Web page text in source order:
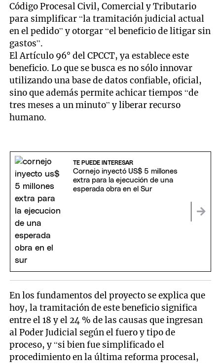
Código Procesal Civil, Comercial y Tributario
para simplificar “la tramitación judicial actual
en el pedido” y otorgar “el beneficio de litigar sin
gastos”.
El Artículo 96° del CPCCT, ya establece este
beneficio. Lo que se busca es no sólo innovar
utilizando una base de datos confiable, oficial,
sino que además permite achicar tiempos “de
tres meses a un minuto” y liberar recurso
humano.
TE PUEDE INTERESAR
Cornejo inyectó US$ 5 millones
extra para la ejecución de una
esperada obra en el Sur
En los fundamentos del proyecto se explica que
hoy, la tramitación de este beneficio significa
entre el 18 y el 24 % de las causas que ingresan
al Poder Judicial según el fuero y tipo de
proceso, y “si bien fue simplificado el
procedimiento en la última reforma procesal,